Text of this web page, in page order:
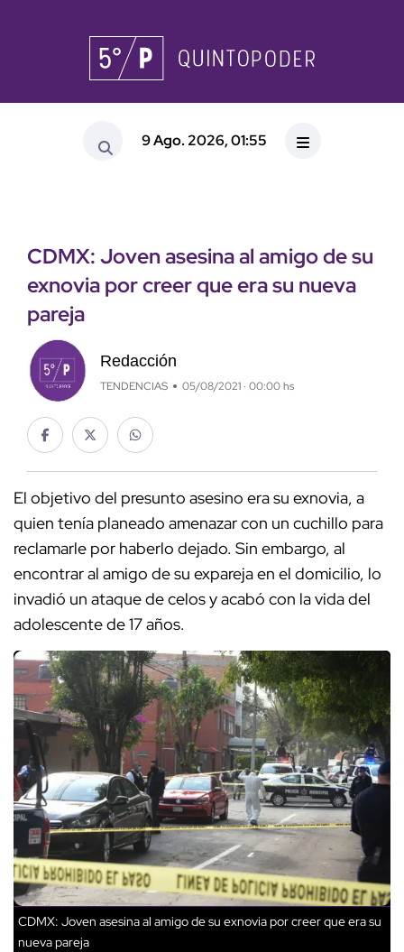
9 Ago. 2026, 01:55
CDMX: Joven asesina al amigo de su
exnovia por creer que era su nueva
pareja
Redacción
TENDENCIAS 05/08/2021 · 00:00 hs
El objetivo del presunto asesino era su exnovia, a
quien tenía planeado amenazar con un cuchillo para
reclamarle por haberlo dejado. Sin embargo, al
encontrar al amigo de su expareja en el domicilio, lo
invadió un ataque de celos y acabó con la vida del
adolescente de 17 años.
CDMX: Joven asesina al amigo de su exnovia por creer que era su
nueva pareja